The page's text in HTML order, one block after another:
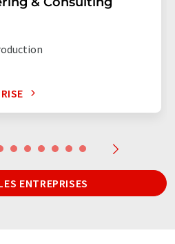
ENTREPRISES